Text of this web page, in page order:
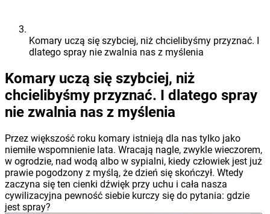
Komary uczą się szybciej, niż chcielibyśmy przyznać. I
dlatego spray nie zwalnia nas z myślenia
Komary uczą się szybciej, niż
chcielibyśmy przyznać. I dlatego spray
nie zwalnia nas z myślenia
Przez większość roku komary istnieją dla nas tylko jako
niemiłe wspomnienie lata. Wracają nagle, zwykle wieczorem,
w ogrodzie, nad wodą albo w sypialni, kiedy człowiek jest już
prawie pogodzony z myślą, że dzień się skończył. Wtedy
zaczyna się ten cienki dźwięk przy uchu i cała nasza
cywilizacyjna pewność siebie kurczy się do pytania: gdzie
jest spray?